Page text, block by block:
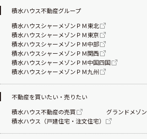
積水ハウス不動産グループ
積水ハウスシャーメゾンＰＭ東北
積水ハウスシャーメゾンＰＭ東京
積水ハウスシャーメゾンＰＭ中部
積水ハウスシャーメゾンＰＭ関西
積水ハウスシャーメゾンＰＭ中国四国
積水ハウスシャーメゾンＰＭ九州
不動産を買いたい・売りたい
積水ハウス不動産の売買
グランドメゾン
積水ハウス（戸建住宅・注文住宅）